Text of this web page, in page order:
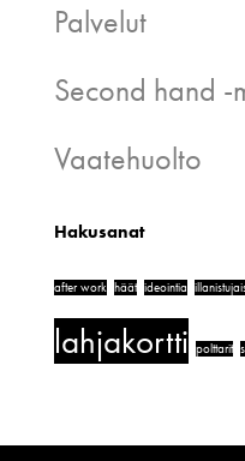
Palvelut
Second hand -
Vaatehuolto
Hakusanat
after work häät ideointia
lahjakortti polttarit